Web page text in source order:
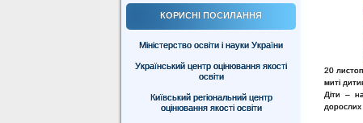
КОРИСНІ ПОСИЛАННЯ
Міністерство освіти і науки України
Український центр оцінювання якості
освіти
Київський регіональний центр
оцінювання якості освіти
20
миті
Діти –